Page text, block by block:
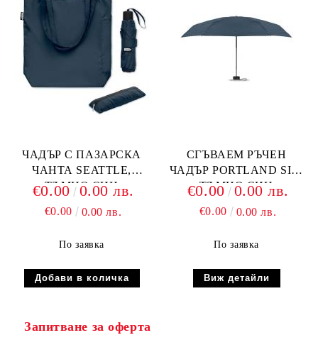
ЧАДЪР С ПАЗАРСКА
ЧАНТА SEATTLE,
ТЪМНО СИН
€0.00 0.00 лв.
€0.00 0.00 лв.
По заявка
СГЪВАЕМ РЪЧЕН
ЧАДЪР PORTLAND SIN,
ТЪМНО СИН
€0.00 0.00 лв.
€0.00 0.00 лв.
По заявка
Виж детайли
Запитване за оферта